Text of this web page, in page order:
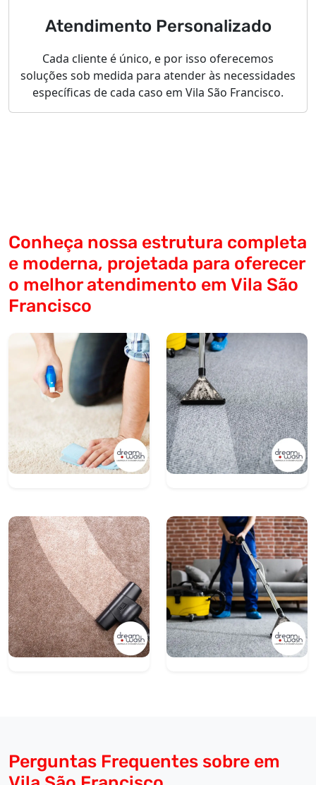
Atendimento Personalizado
Cada cliente é único, e por isso oferecemos
soluções sob medida para atender às necessidades
específicas de cada caso em Vila São Francisco.
Conheça nossa estrutura completa
e moderna, projetada para oferecer
o melhor atendimento em Vila São
Francisco
Perguntas Frequentes sobre em